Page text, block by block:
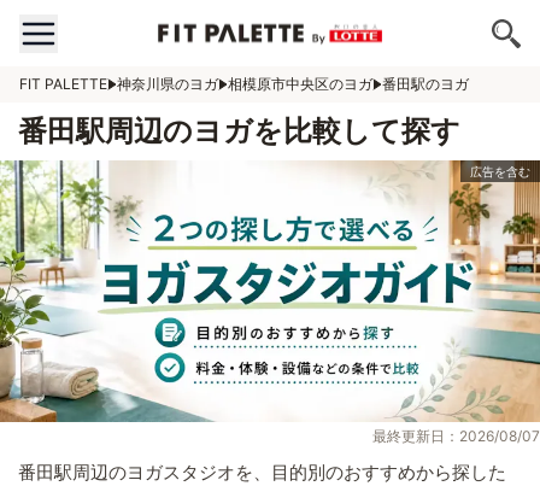
FIT PALETTE 神奈川県のヨガ 相模原市中央区のヨガ 番田駅のヨガ
番田駅周辺のヨガを比較して探す
最終更新日：2026/08/07
番田駅周辺のヨガスタジオを、目的別のおすすめから探した